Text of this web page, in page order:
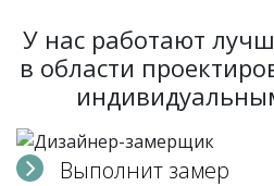
У нас работают
в области
Выполнит замер